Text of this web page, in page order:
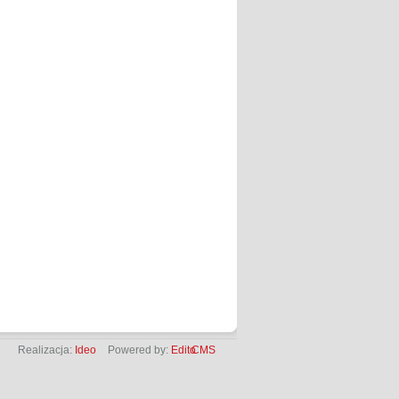
Realizacja: Ideo Powered by: CMS
Edito